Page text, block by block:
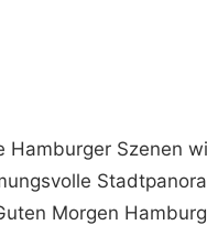
Hamburger Szenen
Morgen